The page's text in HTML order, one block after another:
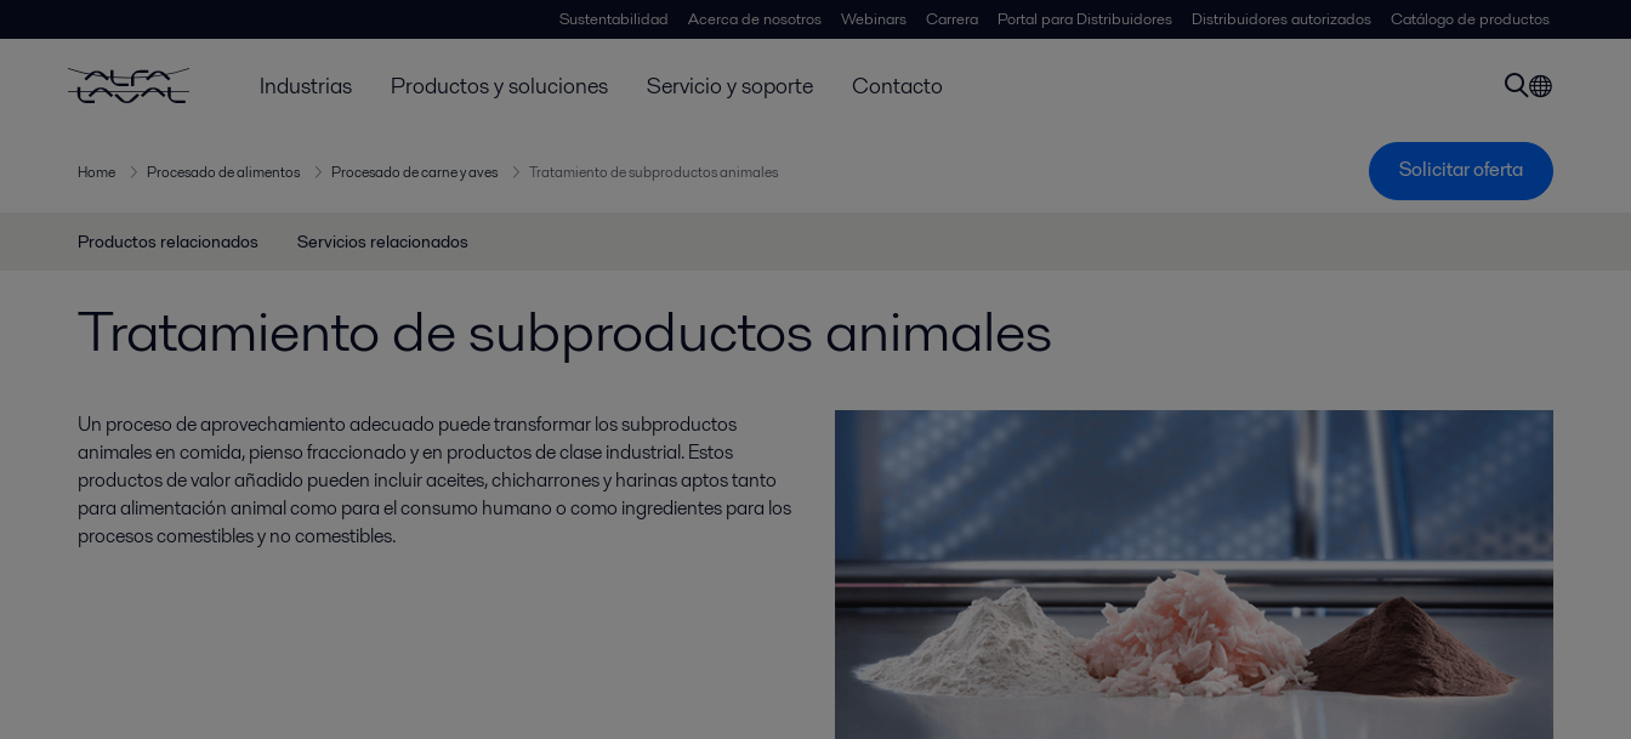
Sustentabilidad Acerca de nosotros Webinars Carrera Portal para Distribuidores Distribuidores autorizados Catálogo de productos
Industrias Productos y soluciones Servicio y soporte Contacto
Home Procesado de alimentos Procesado de carne y aves Tratamiento de subproductos animales Solicitar oferta
Productos relacionados Servicios relacionados
Tratamiento de subproductos animales
Un proceso de aprovechamiento adecuado puede transformar los subproductos
animales en comida, pienso fraccionado y en productos de clase industrial. Estos
productos de valor añadido pueden incluir aceites, chicharrones y harinas aptos tanto
para alimentación animal como para el consumo humano o como ingredientes para los
procesos comestibles y no comestibles.